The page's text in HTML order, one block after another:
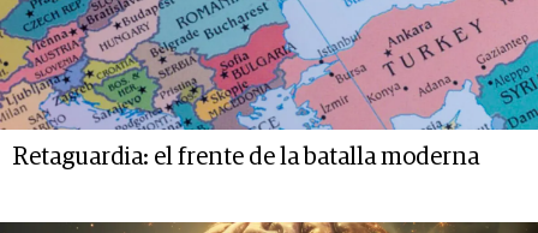
Retaguardia: el frente de la batalla moderna